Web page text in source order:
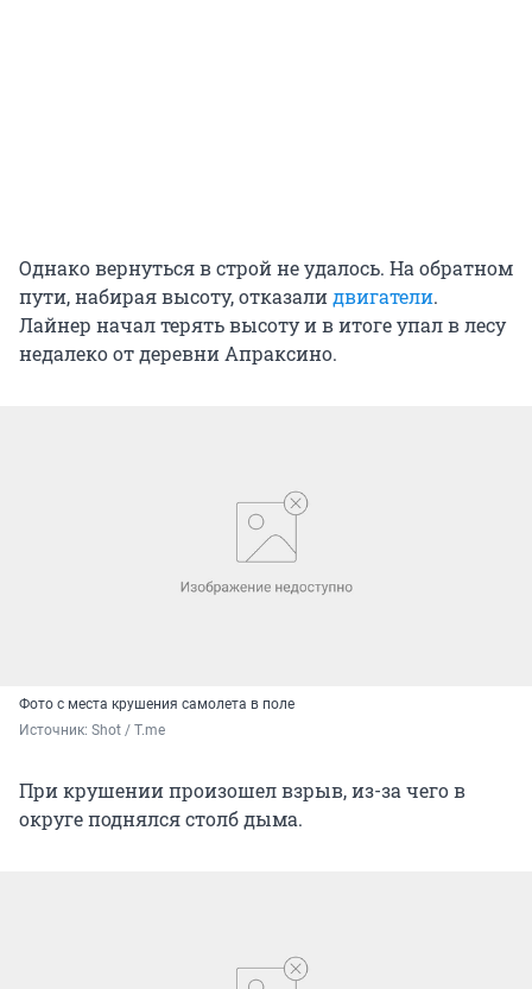
Однако вернуться в строй не удалось. На обратном
пути, набирая высоту, отказалидвигатели.
Лайнер начал терять высоту и в итоге упал в лесу
недалеко от деревни Апраксино.
Фото с места крушения самолета в поле
Источник: Shot / T.me
При крушении произошел взрыв, из-за чего в
округе поднялся столб дыма.